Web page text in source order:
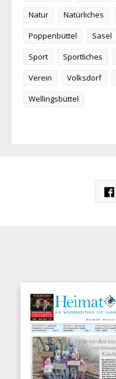
Natur
Natürliches
Poppenbüttel
Sasel
Sport
Sportliches
Verein
Volksdorf
Wellingsbüttel